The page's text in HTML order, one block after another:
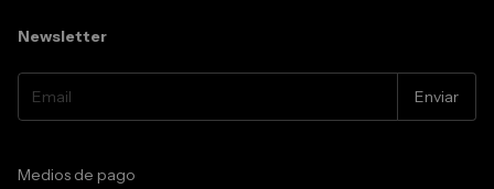
Newsletter
Medios de pago